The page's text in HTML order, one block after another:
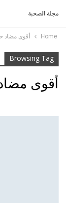
مجلة الصحبة
Home أقوى مضاد
Browsing Tag
أقوى